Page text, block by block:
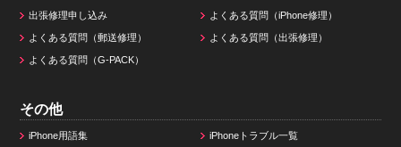
出張修理申し込み よくある質問（iPhone修理）
よくある質問（郵送修理） よくある質問（出張修理）
よくある質問（G-PACK）
その他
iPhone用語集 iPhoneトラブル一覧